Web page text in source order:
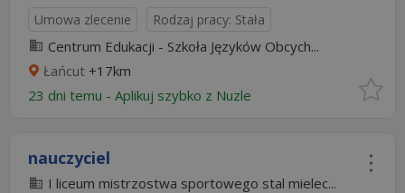
Umowa zlecenie Rodzaj pracy: Stała
Centrum Edukacji - Szkoła Języków Obcych...
Łańcut +17km
23 dni temu - Aplikuj szybko z Nuzle
nauczyciel
I liceum mistrzostwa sportowego stal mielec...